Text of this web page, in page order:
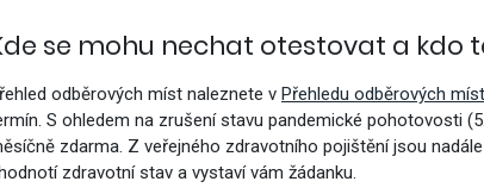
přístupem
se mohu nechat otestovat a kdo
odběrových míst naleznete v Přehledu odběrových
S ohledem na zrušení stavu pandemické pohotovosti
zdarma. Z veřejného zdravotního pojištění jsou
zdravotní stav a vystaví vám žádanku.